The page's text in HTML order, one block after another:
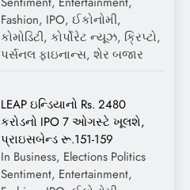
Fashion, IPO, ઈકોનોમી,
કોમોડિટી, કોર્પોરેટ ન્યૂઝ, ક્રિપ્ટો,
પર્સનલ ફાઇનાન્સ, શેર બજાર
LEAP ઇન્ડિયાનો Rs. 2480
કરોડનો IPO 7 ઓગસ્ટે ખૂલશે,
પ્રાઇસબેન્ડ રૂ.151-159
In Business, Elections Politics
Sentiment, Entertainment,